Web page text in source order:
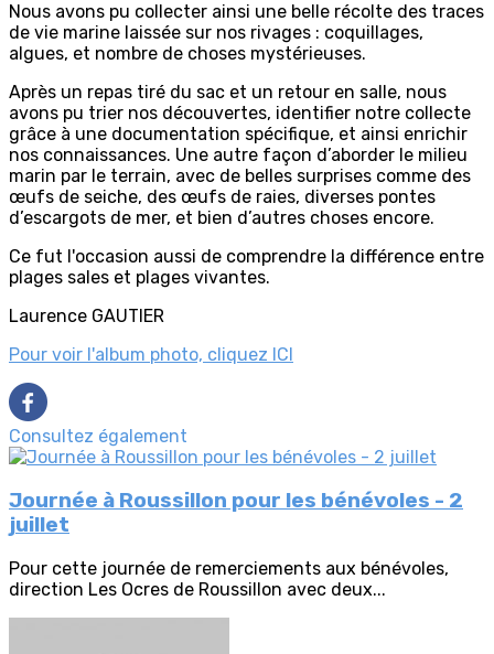
Nous avons pu collecter ainsi une belle récolte des traces
de vie marine laissée sur nos rivages : coquillages,
algues, et nombre de choses mystérieuses.
Après un repas tiré du sac et un retour en salle, nous
avons pu trier nos découvertes, identifier notre collecte
grâce à une documentation spécifique, et ainsi enrichir
nos connaissances. Une autre façon d’aborder le milieu
marin par le terrain, avec de belles surprises comme des
œufs de seiche, des œufs de raies, diverses pontes
d’escargots de mer, et bien d’autres choses encore.
Ce fut l'occasion aussi de comprendre la différence entre
plages sales et plages vivantes.
Laurence GAUTIER
Pour voir l'album photo, cliquez ICI
Consultez également
Journée à Roussillon pour les bénévoles - 2
juillet
Pour cette journée de remerciements aux bénévoles,
direction Les Ocres de Roussillon avec deux...